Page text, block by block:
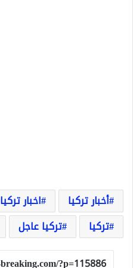
أخبار تركيا اخبار تركيا
تركيا
تركيا عاجل